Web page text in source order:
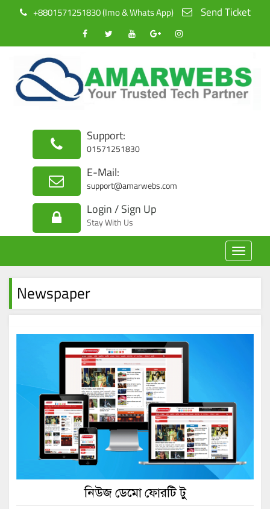
+8801571251830 (Imo & Whats App) Send Ticket
Support:
01571251830
E-Mail:
support@amarwebs.com
Login / Sign Up
Stay With Us
Toggle
Newspaper
নিউজ ডেমো ফোরটি টু